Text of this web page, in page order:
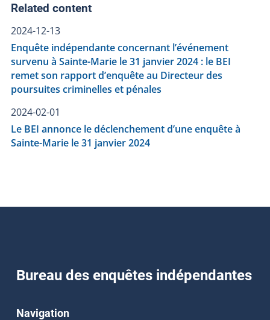
Related content
2024-12-13
Enquête indépendante concernant l’événement
survenu à Sainte-Marie le 31 janvier 2024 : le BEI
remet son rapport d’enquête au Directeur des
poursuites criminelles et pénales
2024-02-01
Le BEI annonce le déclenchement d’une enquête à
Sainte-Marie le 31 janvier 2024
Bureau des enquêtes indépendantes
Navigation